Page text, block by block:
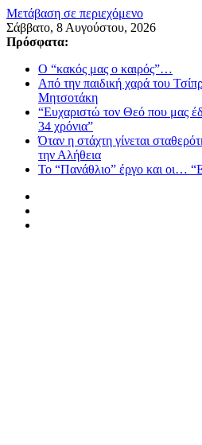
Μετάβαση σε περιεχόμενο
Σάββατο, 8 Αυγούστου, 2026
Πρόσφατα:
Ο “κακός μας ο καιρός”…
Από την παιδική χαρά του
Μητσοτάκη
“Ευχαριστώ τον Θεό που μας
34 χρόνια”
Όταν η στάχτη γίνεται
την Αλήθεια
Το “Πανάθλιο” έργο και οι…